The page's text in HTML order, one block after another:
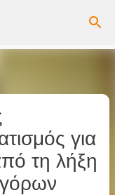
για
τη λήξη